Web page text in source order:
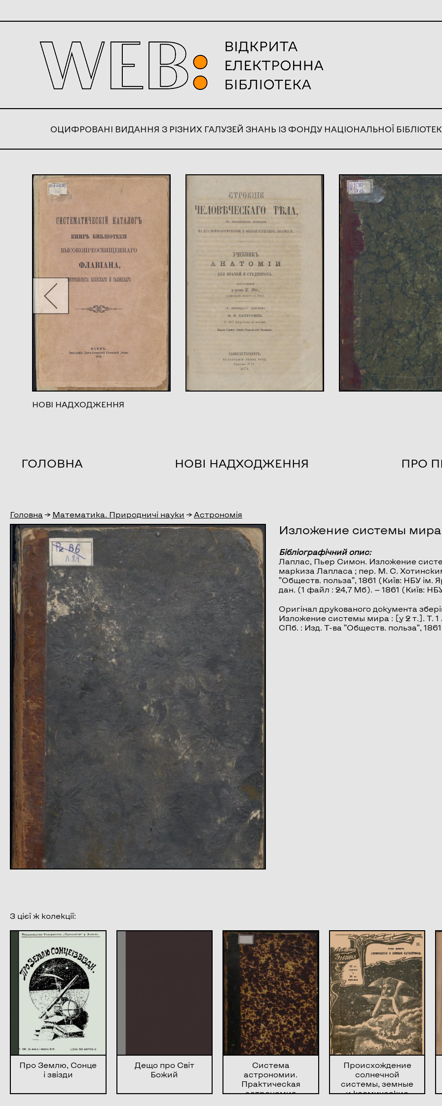
ОЦИФРОВАНІ ВИДАННЯ З РІЗНИХ ГАЛУЗЕЙ ЗНАНЬ ІЗ ФОНДУ НАЦІОНАЛЬНОЇ
НОВІ НАДХОДЖЕННЯ
ГОЛОВНА НОВІ НАДХОДЖЕННЯ ПРО
Головна → Математика. Природничі науки → Астрономія
Изложение системы мира.
Бібліографічний опис:
Лаплас, Пьер Симон. Изложение
маркиза Лапласа ; пер. М. С.
”Обществ. польза”, 1861 (Київ: НБУ ім.
дан. (1 файл : 24,7 Мб). — 1861 (Київ:
Оригінал друкованого документа
Изложение системы мира : [у 2 т.]. Т.
СПб. : Изд. Т-ва ”Обществ. польза”,
З цієї ж колекції:
Про Землю, Сонце
і звізди
Дещо про Світ
Божий
Система
астрономии.
Практическая
астрономия
Происхождение
солнечной
системы, земные
и космические